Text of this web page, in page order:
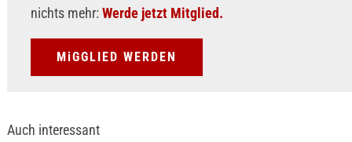
nichts mehr: Werde jetzt Mitglied.
MiGGLIED WERDEN
Auch interessant